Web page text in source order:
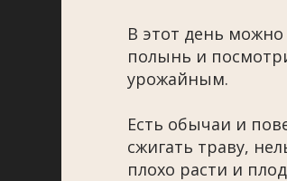
В этот день можно
полынь и
урожайным.
Есть обычаи и
сжигать траву,
плохо расти и